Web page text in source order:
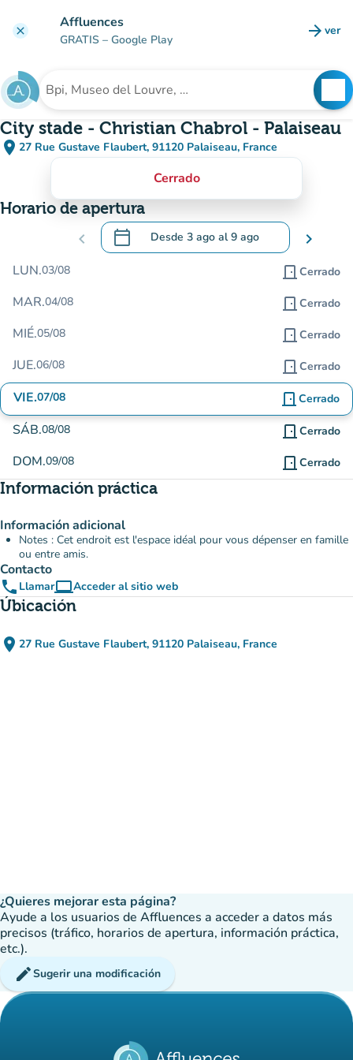
clear Affluences
GRATIS – Google Play arrow_forward ver
Buscar un establecimiento
City stade - Christian Chabrol - Palaiseau
place 27 Rue Gustave Flaubert, 91120 Palaiseau, France
(abrir en Google Maps)
(nueva pestaña)
Cerrado
Horario de apertura
chevron_left calendar_today Desde 3 ago al9 ago
.Abra el calendario para cambiar las
chevron_right
LUN.03/08 door_front Cerrado
MAR.04/08 door_front Cerrado
MIÉ.05/08 door_front Cerrado
JUE.06/08 door_front Cerrado
VIE.07/08 door_front Cerrado
SÁB.08/08 door_front Cerrado
DOM.09/08 door_front Cerrado
Información práctica
Información adicional
Notes : Cet endroit est l'espace idéal pour vous dépenser en famille
ou entre amis.
Contacto
phone LlamarcomputerAcceder al sitio web
(nueva pestaña)
Úbicación
place 27 Rue Gustave Flaubert, 91120 Palaiseau, France
(abrir en Google Maps)
(nueva pestaña)
¿Quieres mejorar esta página?
Ayude a los usuarios de Affluences a acceder a datos más
precisos (tráfico, horarios de apertura, información práctica,
etc.).
editSugerir una modificación